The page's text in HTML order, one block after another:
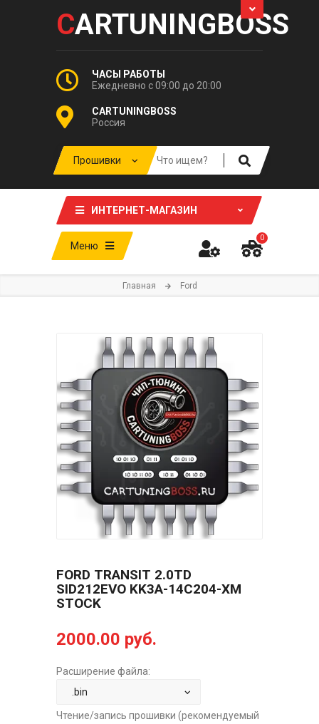
CARTUNINGBOSS
ЧАСЫ РАБОТЫ
Ежедневно с 09:00 до 20:00
CARTUNINGBOSS
Россия
ИНТЕРНЕТ-МАГАЗИН
Меню
0
Главная Ford
FORD TRANSIT 2.0TD
SID212EVO KK3A-14C204-XM
STOCK
2000.00 руб.
Расширение файла:
Чтение/запись прошивки (рекомендуемый